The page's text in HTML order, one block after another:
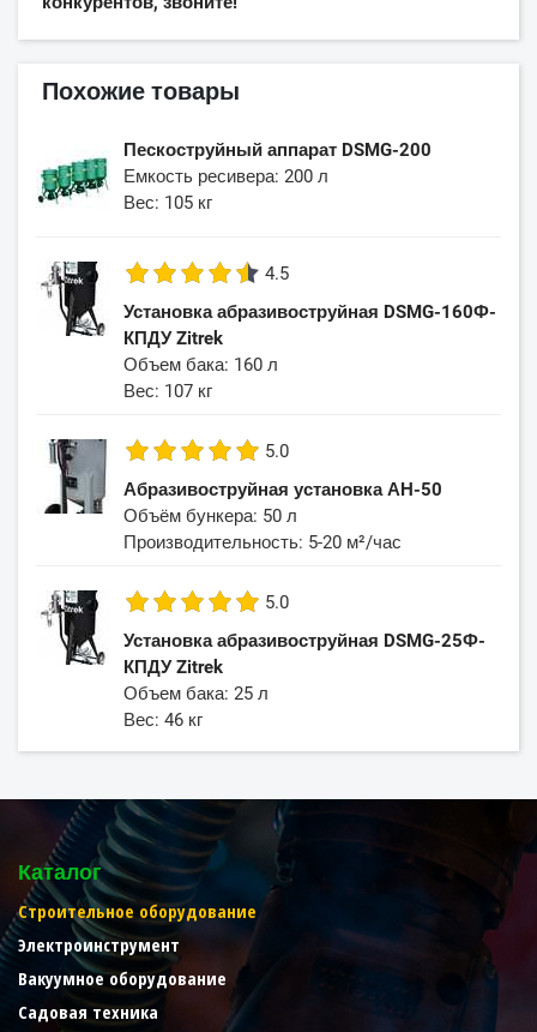
Похожие товары
Пескоструйный аппарат DSMG-200
Емкость ресивера: 200 л
Вес: 105 кг
4.5
Установка абразивоструйная DSMG-160Ф-
КПДУ Zitrek
Объем бака: 160 л
Вес: 107 кг
5.0
Абразивоструйная установка АН-50
Объём бункера: 50 л
Производительность: 5-20 м²/час
5.0
Установка абразивоструйная DSMG-25Ф-
КПДУ Zitrek
Объем бака: 25 л
Вес: 46 кг
Каталог
Строительное оборудование
Электроинструмент
Вакуумное оборудование
Садовая техника